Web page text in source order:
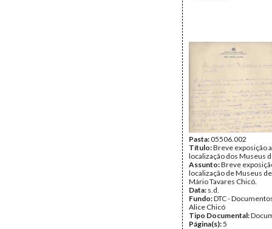
Pasta:05506.002
Título:Breve exposição
localização dos Museus
Assunto:Breve
localização de Museus
Mário Tavares Chicó.
Data: s.d.
Fundo:DTC -
Alice Chicó
Tipo Documental:
Página(s):5